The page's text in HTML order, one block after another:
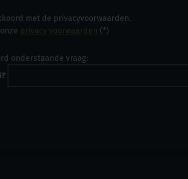
met de privacyvoorwaarden.
privacy voorwaarden (*)
onderstaande vraag: